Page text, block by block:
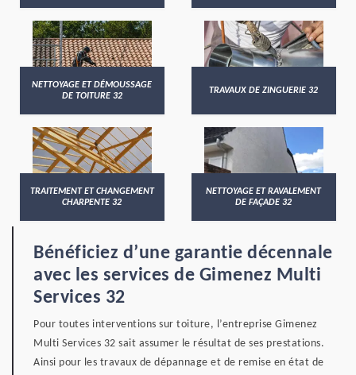
NETTOYAGE ET DÉMOUSSAGE
DE TOITURE 32
TRAVAUX DE ZINGUERIE 32
TRAITEMENT ET CHANGEMENT
CHARPENTE 32
NETTOYAGE ET RAVALEMENT
DE FAÇADE 32
Bénéficiez d’une garantie décennale
avec les services de Gimenez Multi
Services 32
Pour toutes interventions sur toiture, l’entreprise Gimenez
Multi Services 32 sait assumer le résultat de ses prestations.
Ainsi pour les travaux de dépannage et de remise en état de